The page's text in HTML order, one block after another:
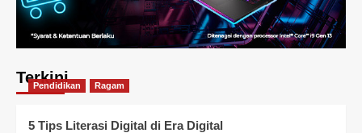
Terkini
Pendidikan Ragam
5 Tips Literasi Digital di Era Digital